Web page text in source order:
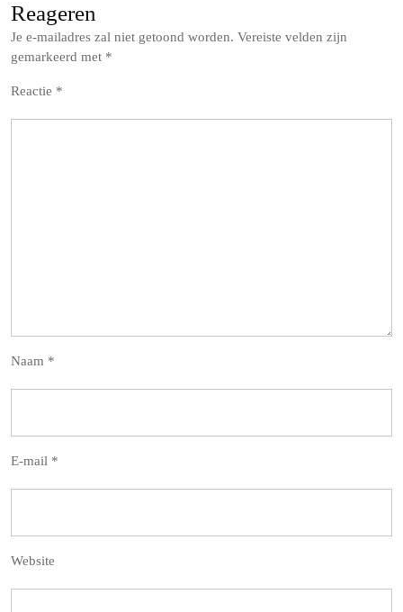
Reageren
Je e-mailadres zal niet getoond worden. Vereiste velden zijn
gemarkeerd met *
Reactie *
Naam *
E-mail *
Website